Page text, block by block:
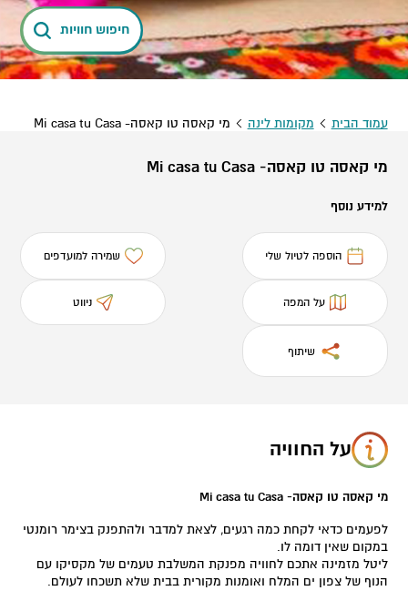
חיפוש חוויות
עמוד הבית מקומות לינה מי קאסה טו קאסה- Mi casa tu Casa
מי קאסה טו קאסה- Mi casa tu Casa
למידע נוסף
הוספה לטיול שלי שמירה למועדפים
על המפה ניווט
שיתוף
על החוויה
מי קאסה טו קאסה- Mi casa tu Casa
לפעמים כדאי לקחת כמה רגעים, לצאת למדבר ולהתפנק בצימר רומנטי
במקום שאין דומה לו.
ליטל מזמינה אתכם לחוויה מפנקת המשלבת טעמים של מקסיקו עם
הנוף של צפון ים המלח ואומנות מקורית בבית שלא תשכחו לעולם.